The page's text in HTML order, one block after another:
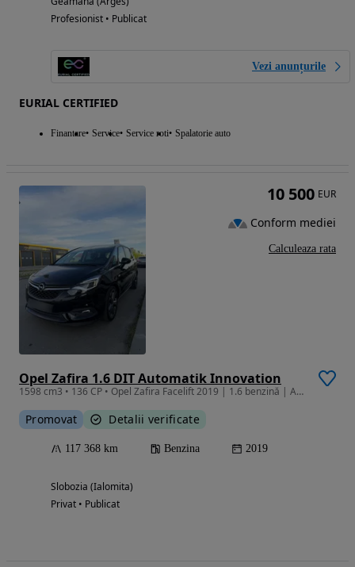
Profesionist • Publicat
Vezi anunțurile
EURIAL CERTIFIED
Finantare Service Service roti Spalatorie auto
Opel Zafira 1.6 DIT Automatik Innovation
1598 cm3 • 136 CP • Opel Zafira Facelift 2019 | 1.6 benzină | Automată | 7 locuri 117.500
Promovat Detalii verificate
117 368 km Benzina 2019
Slobozia (Ialomita)
Privat • Publicat
10 500 EUR
Conform mediei
Calculeaza rata